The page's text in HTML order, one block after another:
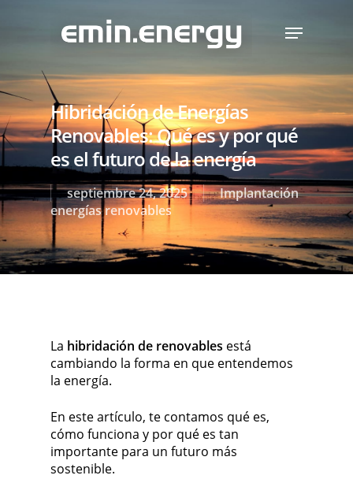
Menu
Hibridación de Energías
Renovables: Qué es y por qué
es el futuro de la energía
septiembre 24, 2025
Implantación
energías renovables
La hibridación de renovables está
cambiando la forma en que entendemos
la energía.
En este artículo, te contamos qué es,
cómo funciona y por qué es tan
importante para un futuro más
sostenible.